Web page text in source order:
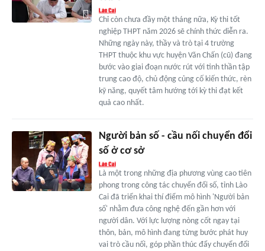
Chỉ còn chưa đầy một tháng nữa, Kỳ thi tốt
nghiệp THPT năm 2026 sẽ chính thức diễn ra.
Những ngày này, thầy và trò tại 4 trường
THPT thuộc khu vực huyện Văn Chấn (cũ) đang
bước vào giai đoạn nước rút với tinh thần tập
trung cao độ, chủ động củng cố kiến thức, rèn
kỹ năng, quyết tâm hướng tới kỳ thi đạt kết
quả cao nhất.
Người bản số - cầu nối chuyển đổi
số ở cơ sở
Là một trong những địa phương vùng cao tiên
phong trong công tác chuyển đổi số, tỉnh Lào
Cai đã triển khai thí điểm mô hình 'Người bản
số' nhằm đưa công nghệ đến gần hơn với
người dân. Với lực lượng nòng cốt ngay tại
thôn, bản, mô hình đang từng bước phát huy
vai trò cầu nối, góp phần thúc đẩy chuyển đổi